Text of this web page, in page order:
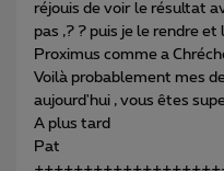
réjouis de voir le résultat
pas ,? ? puis je le rendre
Proximus comme a
Voilà probablement mes
aujourd'hui , vous êtes
A plus tard
Pat